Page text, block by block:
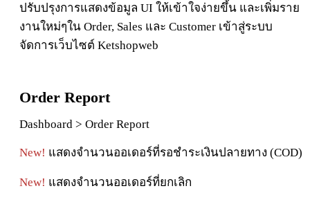
ปรับปรุงการแสดงข้อมูล UI ให้เข้าใจง่ายขึ้น และเพิ่มราย
งานใหม่ๆใน Order, Sales และ Customer เข้าสู่ระบบ
จัดการเว็บไซต์ Ketshopweb
Order Report
Dashboard > Order Report
New! แสดงจํานวนออเดอร์ที่รอชําระเงินปลายทาง (COD)
New! แสดงจํานวนออเดอร์ที่ยกเลิก